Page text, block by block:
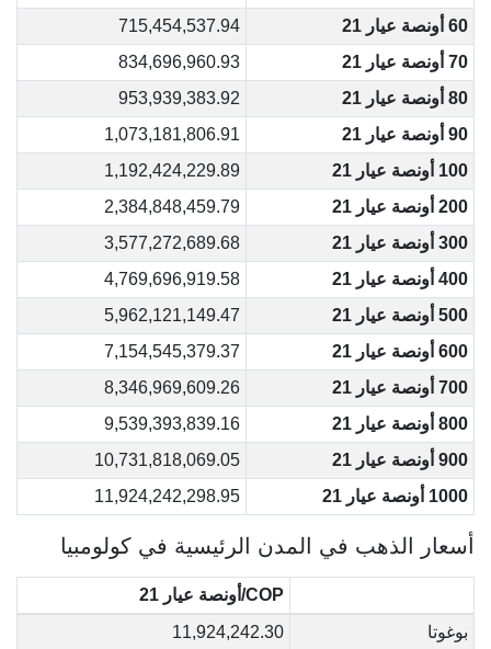
60 أونصة عيار 21
715,454,537.94
70 أونصة عيار 21
834,696,960.93
80 أونصة عيار 21
953,939,383.92
90 أونصة عيار 21
1,073,181,806.91
100 أونصة عيار 21
1,192,424,229.89
200 أونصة عيار 21
2,384,848,459.79
300 أونصة عيار 21
3,577,272,689.68
400 أونصة عيار 21
4,769,696,919.58
500 أونصة عيار 21
5,962,121,149.47
600 أونصة عيار 21
7,154,545,379.37
700 أونصة عيار 21
8,346,969,609.26
800 أونصة عيار 21
9,539,393,839.16
900 أونصة عيار 21
10,731,818,069.05
1000 أونصة عيار 21
11,924,242,298.95
أسعار الذهب في المدن الرئيسية في كولومبيا
COP/أونصة عيار 21
بوغوتا
11,924,242.30